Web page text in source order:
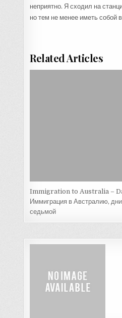
неприятно. Я сходил на
но тем не менее иметь собой
Related Articles
Immigration to Australia –
Иммиграция в Австралию,
седьмой
Post